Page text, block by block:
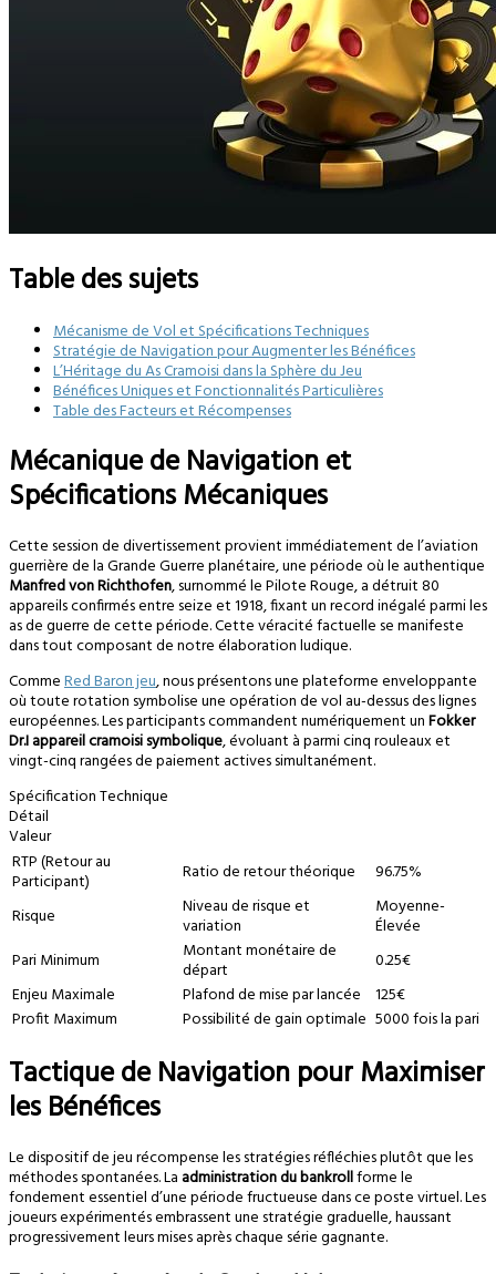
Table des sujets
Mécanisme de Vol et Spécifications Techniques
Stratégie de Navigation pour Augmenter les Bénéfices
L’Héritage du As Cramoisi dans la Sphère du Jeu
Bénéfices Uniques et Fonctionnalités Particulières
Table des Facteurs et Récompenses
Mécanique de Navigation et
Spécifications Mécaniques
Cette session de divertissement provient immédiatement de l’aviation
guerrière de la Grande Guerre planétaire, une période où le authentique
Manfred von Richthofen, surnommé le Pilote Rouge, a détruit 80
appareils confirmés entre seize et 1918, fixant un record inégalé parmi les
as de guerre de cette période. Cette véracité factuelle se manifeste
dans tout composant de notre élaboration ludique.
CommeRed Baron jeu, nous présentons une plateforme enveloppante
où toute rotation symbolise une opération de vol au-dessus des lignes
européennes. Les participants commandent numériquement unFokker
Dr.I appareil cramoisi symbolique, évoluant à parmi cinq rouleaux et
vingt-cinq rangées de paiement actives simultanément.
Spécification Technique
Détail
Valeur
RTP (Retour au
Participant) Ratio de retour théorique
96.75%
Risque
Niveau de risque et
variation
Moyenne-
Élevée
Pari Minimum
Montant monétaire de
départ
0.25€
Enjeu Maximale
Plafond de mise par lancée
125€
Profit Maximum
Possibilité de gain optimale 5000 fois la pari
Tactique de Navigation pour Maximiser
les Bénéfices
Le dispositif de jeu récompense les stratégies réfléchies plutôt que les
méthodes spontanées. La administration du bankrollforme le
fondement essentiel d’une période fructueuse dans ce poste virtuel. Les
joueurs expérimentés embrassent une stratégie graduelle, haussant
progressivement leurs mises après chaque série gagnante.